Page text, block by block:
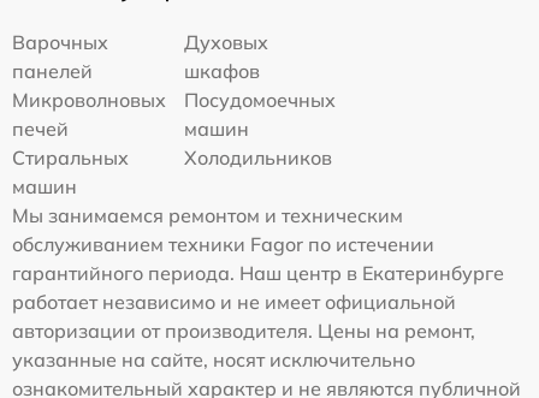
Варочных
панелей
Духовых
шкафов
Микроволновых
печей
Посудомоечных
машин
Стиральных
машин
Холодильников
Мы занимаемся ремонтом и техническим
обслуживанием техники Fagor по истечении
гарантийного периода. Наш центр в Екатеринбурге
работает независимо и не имеет официальной
авторизации от производителя. Цены на ремонт,
указанные на сайте, носят исключительно
ознакомительный характер и не являются публичной